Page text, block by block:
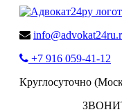
+7 916 059-41-12
Круглосуточно